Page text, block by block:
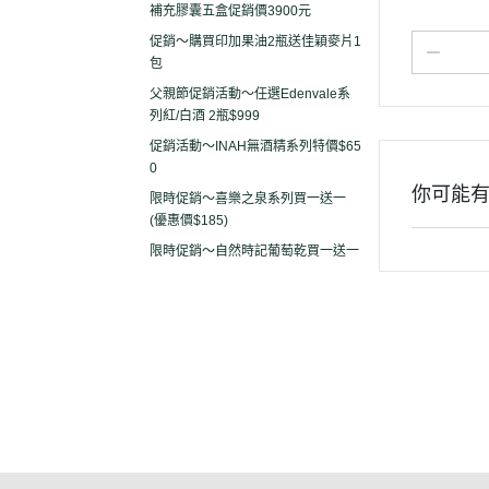
補充膠囊五盒促銷價3900元
促銷～購買印加果油2瓶送佳穎麥片1
包
父親節促銷活動～任選Edenvale系
列紅/白酒 2瓶$999
促銷活動～INAH無酒精系列特價$65
0
限時促銷～喜樂之泉系列買一送一
(優惠價$185)
限時促銷～自然時記葡萄乾買一送一
你可能